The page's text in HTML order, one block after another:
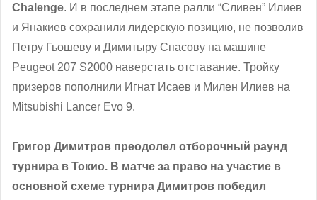
Chalenge. И в последнем этапе ралли “Сливен” Илиев
и Янакиев сохранили лидерскую позицию, не позволив
Петру Гьошеву и Димитыру Спасову на машине
Peugeot 207 S2000 наверстать отставание. Тройку
призеров пополнили Игнат Исаев и Милен Илиев на
Mitsubishi Lancer Evo 9.
Григор Димитров преодолел отборочный раунд
турнира в Токио. В матче за право на участие в
основной схеме турнира Димитров победил